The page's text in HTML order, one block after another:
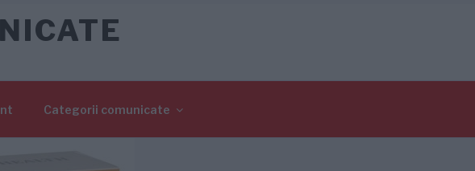
Categorii comunicate